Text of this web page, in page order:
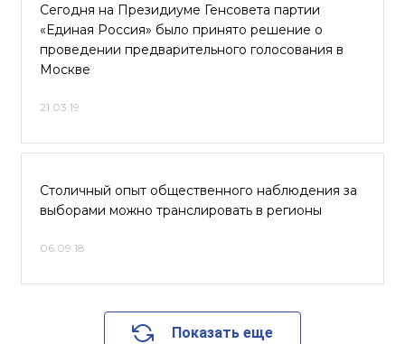
Сегодня на Президиуме Генсовета партии
«Единая Россия» было принято решение о
проведении предварительного голосования в
Москве
21.03.19
Столичный опыт общественного наблюдения за
выборами можно транслировать в регионы
06.09.18
Показать еще